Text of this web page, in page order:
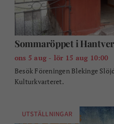
Sommaröppet i
ons 5 aug - lör 15 aug 10:00
Besök Föreningen Blekinge
Kulturkvarteret.
UTSTÄLLNINGAR